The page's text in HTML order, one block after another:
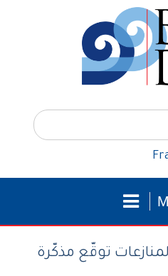
توقّع مذكّرة